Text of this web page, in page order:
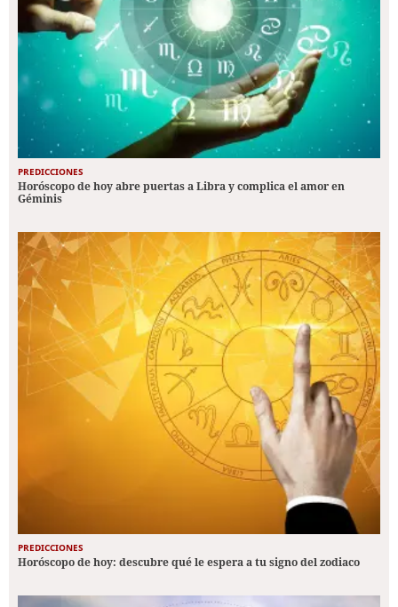
PREDICCIONES
Horóscopo de hoy abre puertas a Libra y complica el amor en
Géminis
PREDICCIONES
Horóscopo de hoy: descubre qué le espera a tu signo del zodiaco